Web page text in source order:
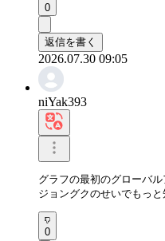
0
返信を書く
2026.07.30 09:05
niYak393
グラフの最初のグローバ
ジョングクのせいでもっと
0